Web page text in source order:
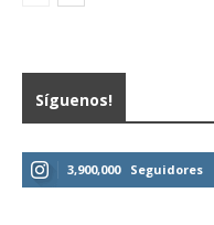
Síguenos!
3,900,000 Seguidores